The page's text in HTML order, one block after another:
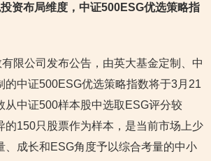
资布局维度，中证500ESG优选策略指
限公司发布公告，由英大基金定制、中
的中证500ESG优选策略指数将于3月21
从中证500样本股中选取ESG评分较
的150只股票作为样本，是当前市场上少
、成长和ESG角度予以综合考量的中小